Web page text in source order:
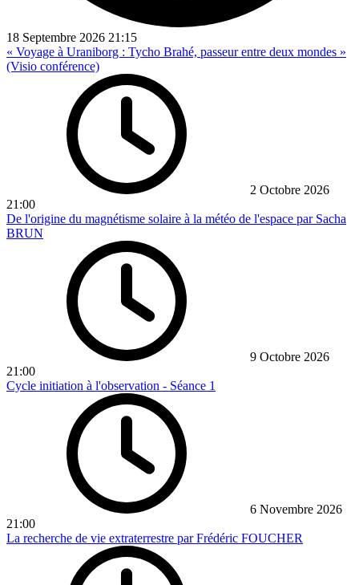
18 Septembre 2026 21:15
« Voyage à Uraniborg : Tycho Brahé, passeur entre deux mondes »
(Visio conférence)
2 Octobre 2026
21:00
De l'origine du magnétisme solaire à la météo de l'espace par Sacha
BRUN
9 Octobre 2026
21:00
Cycle initiation à l'observation - Séance 1
6 Novembre 2026
21:00
La recherche de vie extraterrestre par Frédéric FOUCHER